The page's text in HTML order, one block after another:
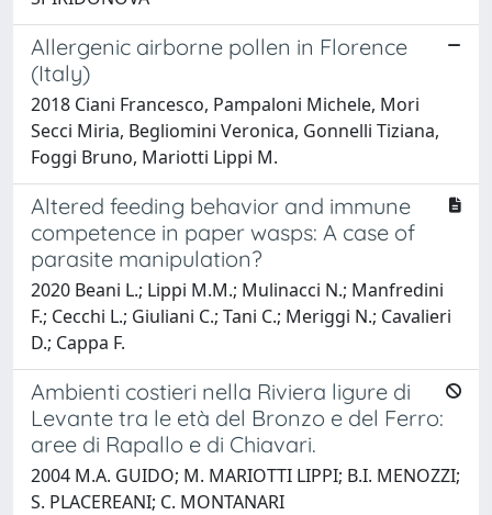
Allergenic airborne pollen in Florence
(Italy)
2018 Ciani Francesco, Pampaloni Michele, Mori
Secci Miria, Begliomini Veronica, Gonnelli Tiziana,
Foggi Bruno, Mariotti Lippi M.
Altered feeding behavior and immune
competence in paper wasps: A case of
parasite manipulation?
2020 Beani L.; Lippi M.M.; Mulinacci N.; Manfredini
F.; Cecchi L.; Giuliani C.; Tani C.; Meriggi N.; Cavalieri
D.; Cappa F.
Ambienti costieri nella Riviera ligure di
Levante tra le età del Bronzo e del Ferro:
aree di Rapallo e di Chiavari.
2004 M.A. GUIDO; M. MARIOTTI LIPPI; B.I. MENOZZI;
S. PLACEREANI; C. MONTANARI